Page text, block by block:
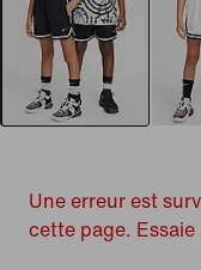
Une erreur est
cette page. Essaie